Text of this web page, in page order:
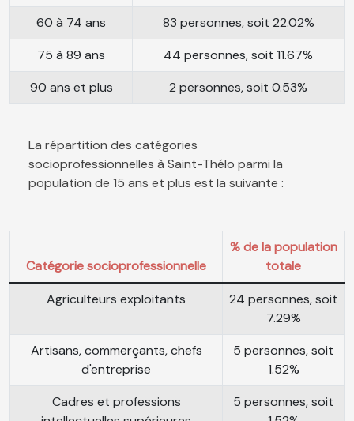
60 à 74 ans
83 personnes, soit 22.02%
75 à 89 ans
44 personnes, soit 11.67%
90 ans et plus
2 personnes, soit 0.53%
La répartition des catégories
socioprofessionnelles à Saint-Thélo parmi la
population de 15 ans et plus est la suivante :
Catégorie socioprofessionnelle
% de la population
totale
Agriculteurs exploitants
24 personnes, soit
7.29%
Artisans, commerçants, chefs
d'entreprise
5 personnes, soit
1.52%
Cadres et professions
5 personnes, soit